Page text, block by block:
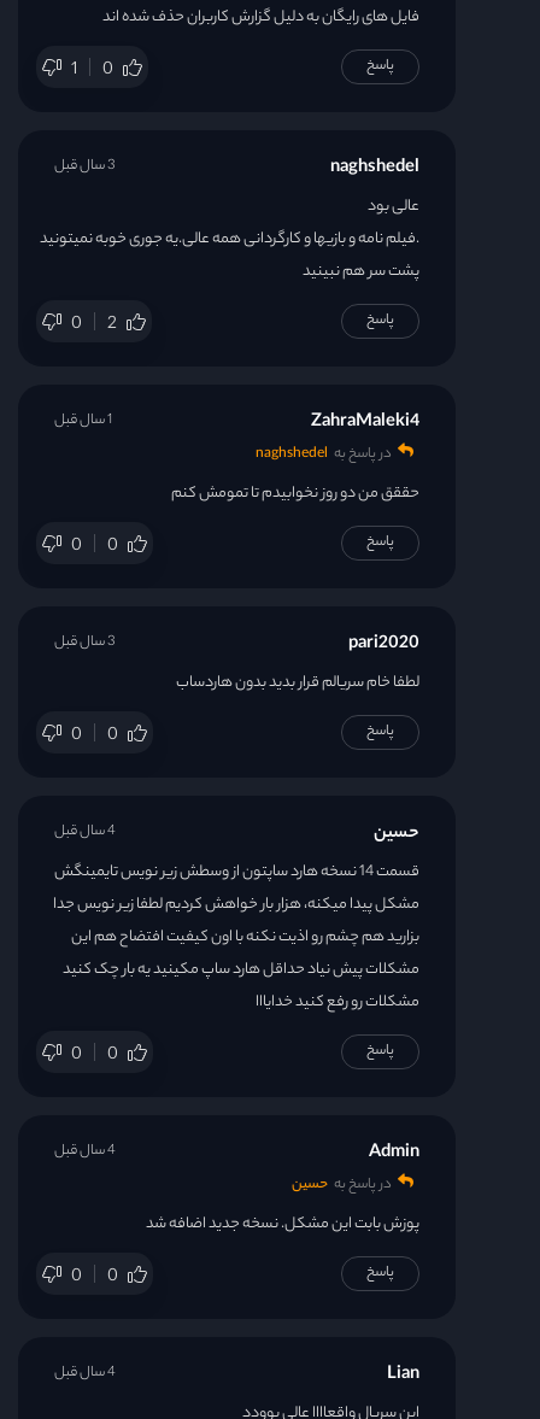
فایل های رایگان به دلیل گزارش کاربران حذف شده اند
1 0 پاسخ
naghshedel
عالی بود
.فیلم نامه و بازیها و کارگردانی همه عالی.یه جوری خوبه نمیتونید
پشت سر هم نبینید
0 2
3 سال قبل
پاسخ
ZahraMaleki4
در پاسخ به naghshedel
حققق من دو روز نخوابیدم تا تمومش کنم
0 0
1 سال قبل
پاسخ
pari2020
لطفا خام سریالم قرار بدید بدون هاردساب
0 0
3 سال قبل
پاسخ
حسین
قسمت 14 نسخه هارد ساپتون از وسطش زیر نویس تایمینگش
مشکل پیدا میکنه، هزار بار خواهش کردیم لطفا زیر نویس جدا
بزارید هم چشم رو اذیت نکنه با اون کیفیت افتضاح هم این
مشکلات پیش نیاد حداقل هارد ساپ مکینید یه بار چک کنید
مشکلات رو رفع کنید خدایااا
0 0
4 سال قبل
پاسخ
Admin
در پاسخ به حسین
پوزش بابت این مشکل. نسخه جدید اضافه شد
0 0
4 سال قبل
پاسخ
Lian
این سریال واقعاااا عالی بوودد
4 سال قبل